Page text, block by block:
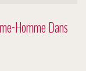
Homme Dans